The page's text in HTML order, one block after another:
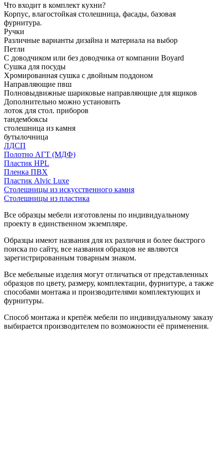
Что входит в комплект кухни?
Корпус, влагостойкая столешница, фасады, базовая
фурнитура.
Ручки
Различные варианты дизайна и материала на выбор
Петли
С доводчиком или без доводчика от компании Boyard
Сушка для посуды
Хромированная сушка с двойным поддоном
Направляющие пвш
Полновыдвижные шариковые направляющие для ящиков
Дополнительно можно установить
лоток для стол. приборов
тандембоксы
столешница из камня
бутылочница
ЛДСП
Полотно АГТ (МДФ)
Пластик HPL
Пленка ПВХ
Пластик Alvic Luxe
Столешницы из искусственного камня
Столешницы из пластика
Все образцы мебели изготовлены по индивидуальному
проекту в единственном экземпляре.
Образцы имеют названия для их различия и более быстрого
поиска по сайту, все названия образцов не являются
зарегистрированным товарным знаком.
Все мебельные изделия могут отличаться от представленных
образцов по цвету, размеру, комплектации, фурнитуре, а также
способами монтажа и производителями комплектующих и
фурнитуры.
Способ монтажа и крепёж мебели по индивидуальному заказу
выбирается производителем по возможности её применения.